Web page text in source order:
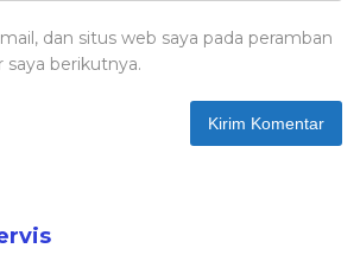
dan situs web saya pada peramban
berikutnya.